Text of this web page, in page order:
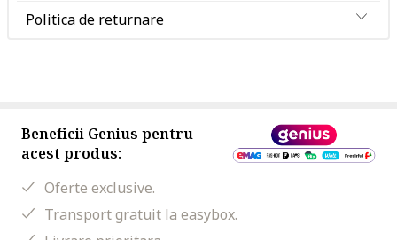
Politica de returnare
Beneficii Genius pentru
acest produs:
Oferte exclusive.
Transport gratuit la easybox.